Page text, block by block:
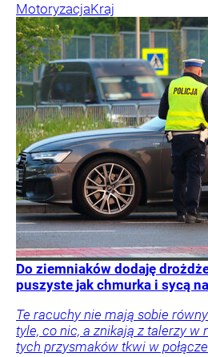
MotoryzacjaKraj
Do ziemniaków dodaję
puszyste jak chmurka i sycą
Te racuchy nie mają sobie
tyle, co nic, a znikają z talerzy w
tych przysmaków tkwi w